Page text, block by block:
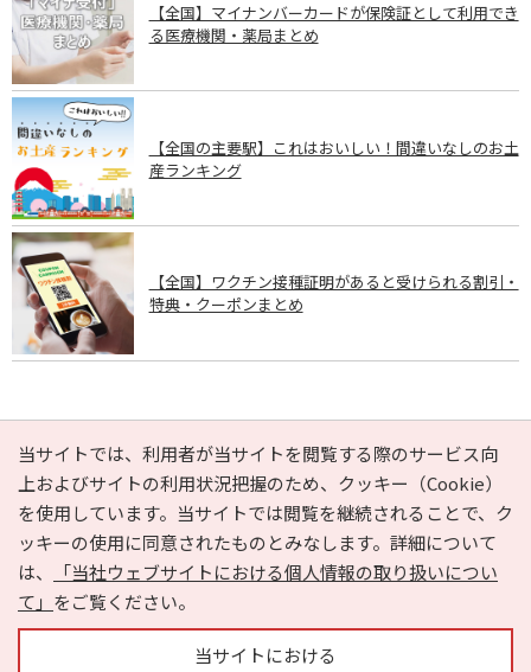
【全国】マイナンバーカードが保険証として利用でき
る医療機関・薬局まとめ
【全国の主要駅】これはおいしい！間違いなしのお土
産ランキング
【全国】ワクチン接種証明があると受けられる割引・
特典・クーポンまとめ
PAGE TOP
当サイトでは、利用者が当サイトを閲覧する際のサービス向
上およびサイトの利用状況把握のため、クッキー（Cookie）
を使用しています。当サイトでは閲覧を継続されることで、ク
ッキーの使用に同意されたものとみなします。詳細について
は、
「当社ウェブサイトにおける個人情報の取り扱いについ
て」 をご覧ください。
当サイトにおける
e-NAVITA（イーナビタ）とは？ お気に入り
ヘルプ
利用規約
個人情報の取り扱いについて
運営会社
サイトマップ
広告掲載に関するお問い合わせ